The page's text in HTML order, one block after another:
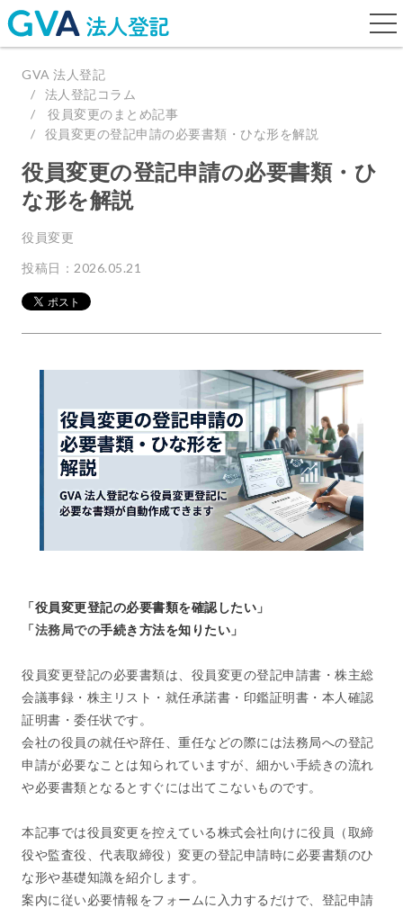
GVA 法人登記
法人登記コラム
役員変更のまとめ記事
役員変更の登記申請の必要書類・ひな形を解説
役員変更の登記申請の必要書類・ひ
な形を解説
役員変更
投稿日：2026.05.21
「役員変更登記の必要書類を確認したい 」
「法務局での手続き方法を知りたい 」
役員変更登記の必要書類は、役員変更の登記申請書・株主総
会議事録・株主リスト・就任承諾書・印鑑証明書・本人確認
証明書・委任状です。
会社の役員の就任や辞任、重任などの際には法務局への登記
申請が必要なことは知られていますが、細かい手続きの流れ
や必要書類となるとすぐには出てこないものです。
本記事では役員変更を控えている株式会社向けに役員（取締
役や監査役、代表取締役）変更の登記申請時に必要書類のひ
な形や基礎知識を紹介します。
案内に従い必要情報をフォームに入力するだけで、登記申請